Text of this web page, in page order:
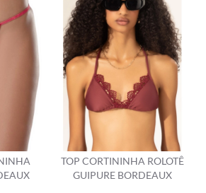
TOP CORTININHA ROLOTÊ